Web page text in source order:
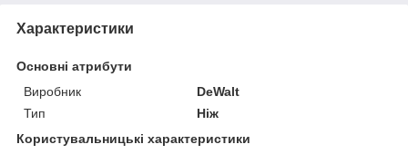
Характеристики
Основні атрибути
Виробник
DeWalt
Тип
Ніж
Користувальницькі характеристики